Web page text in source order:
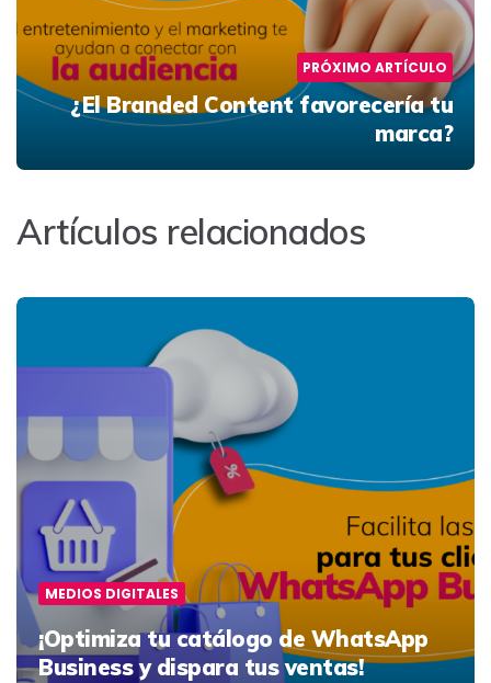
PRÓXIMO ARTÍCULO
¿El Branded Content favorecería tu
marca?
Artículos relacionados
MEDIOS DIGITALES
¡Optimiza tu catálogo de WhatsApp
Business y dispara tus ventas!